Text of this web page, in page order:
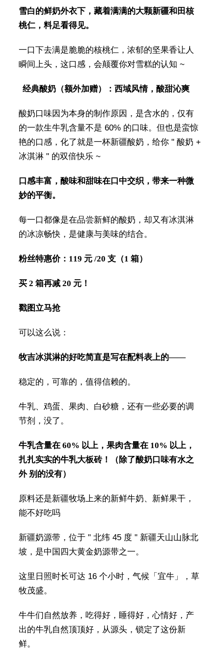
雪白的鲜奶外衣下，藏着满满的大颗新疆和田核
桃仁，料足看得见。
一口下去满是脆脆的核桃仁，浓郁的坚果香让人
瞬间上头，这口感，会颠覆你对雪糕的认知 ~
经典酸奶（额外加赠）：西域风情，酸甜沁爽
酸奶口味因为本身的制作原因，是含水的，仅有
的一款生牛乳含量不是 60% 的口味。但也是蛮惊
艳的口感，化了就是一杯新疆酸奶，给你 " 酸奶 +
冰淇淋 " 的双倍快乐 ~
口感丰富，酸味和甜味在口中交织，带来一种微
妙的平衡。
每一口都像是在品尝新鲜的酸奶，却又有冰淇淋
的冰凉畅快，是健康与美味的结合。
粉丝特惠价：119 元 /20 支（1 箱）
买 2 箱再减 20 元！
戳图立马抢
可以这么说：
牧吉冰淇淋的好吃简直是写在配料表上的——
稳定的，可靠的，值得信赖的。
牛乳、鸡蛋、果肉、白砂糖，还有一些必要的调
节剂，没了。
牛乳含量在 60% 以上，果肉含量在 10% 以上，
扎扎实实的牛乳大板砖！（除了酸奶口味有水之
外 别的没有）
原料还是新疆牧场上来的新鲜牛奶、新鲜果干，
能不好吃吗
新疆奶源带，位于 " 北纬 45 度 " 新疆天山山脉北
坡，是中国四大黄金奶源带之一。
这里日照时长可达 16 个小时，气候「宜牛」，草
牧茂盛。
牛牛们自然放养，吃得好，睡得好，心情好，产
出的牛乳自然顶顶好，从源头，锁定了这份新
鲜。